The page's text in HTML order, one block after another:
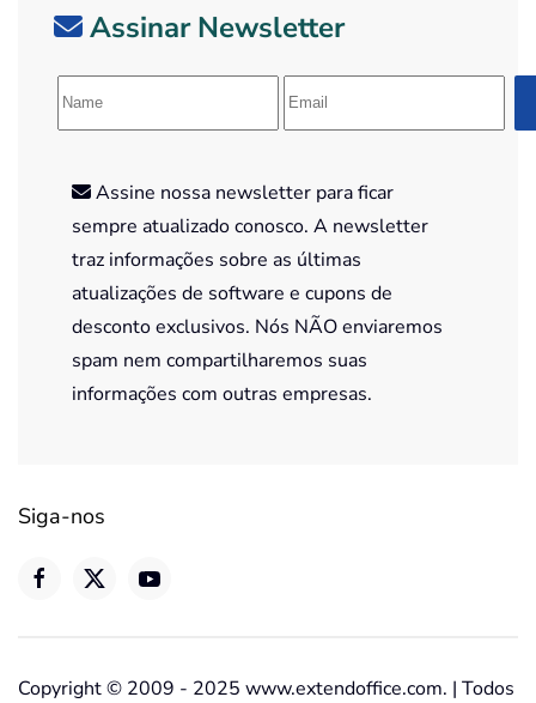
Assinar Newsletter
Assine nossa newsletter para ficar
sempre atualizado conosco. A newsletter
traz informações sobre as últimas
atualizações de software e cupons de
desconto exclusivos. Nós NÃO enviaremos
spam nem compartilharemos suas
informações com outras empresas.
Siga-nos
Copyright © 2009 - 2025 www.extendoffice.com. | Todos